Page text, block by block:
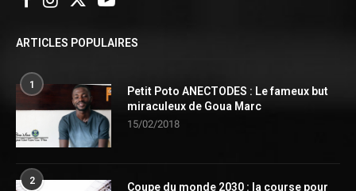
ARTICLES POPULAIRES
1
Petit Poto ANECTODES : Le fameux but
miraculeux de Goua Marc
15/02/2018
2
Coupe du monde 2030 : la course pour